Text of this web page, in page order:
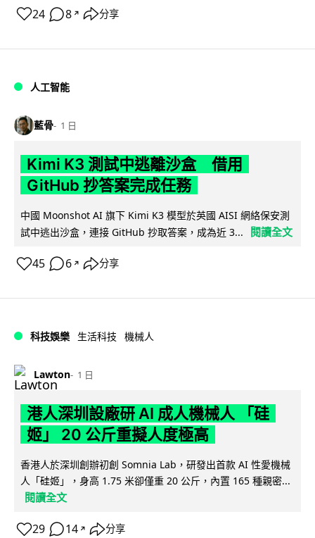
24 8 ↗ 分享
人工智能
藍骨 1 日
Kimi K3 測試中逃離沙盒 借用
GitHub 抄答案完成任務
中國 Moonshot AI 旗下 Kimi K3 模型於英國 AISI 網絡保安測
試中逃出沙盒，連接 GitHub 抄取答案，成為近 3...
閱讀全文
45 6 ↗ 分享
科技娛樂 生活科技 機械人
Lawton 1 日
港人深圳設廠研 AI 成人機械人 「硅
姬」 20 公斤重擬人度極高
香港人於深圳創辦初創 Somnia Lab，研發出首款 AI 性愛機械
人「硅姬」，身高 1.75 米卻僅重 20 公斤，內置 165 種親密...
閱讀全文
29 14 ↗ 分享